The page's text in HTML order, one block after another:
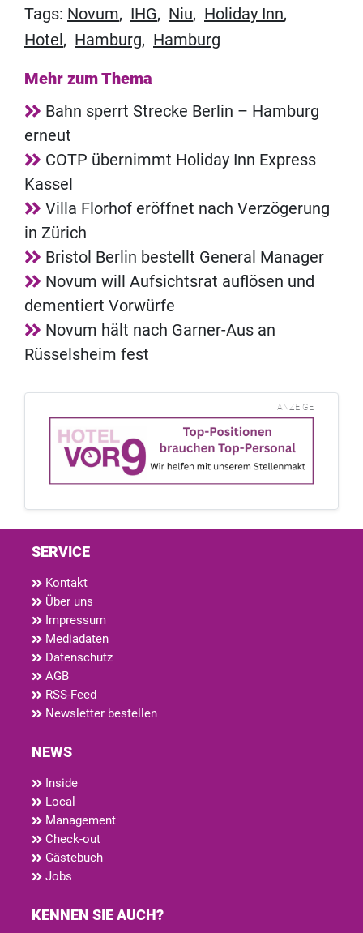
Tags: Novum, IHG, Niu, Holiday Inn,
Hotel, Hamburg, Hamburg
Mehr zum Thema
Bahn sperrt Strecke Berlin – Hamburg
erneut
COTP übernimmt Holiday Inn Express
Kassel
Villa Florhof eröffnet nach Verzögerung
in Zürich
Bristol Berlin bestellt General Manager
Novum will Aufsichtsrat auflösen und
dementiert Vorwürfe
Novum hält nach Garner-Aus an
Rüsselsheim fest
ANZEIGE
SERVICE
Kontakt
Über uns
Impressum
Mediadaten
Datenschutz
AGB
RSS-Feed
Newsletter bestellen
NEWS
Inside
Local
Management
Check-out
Gästebuch
Jobs
KENNEN SIE AUCH?